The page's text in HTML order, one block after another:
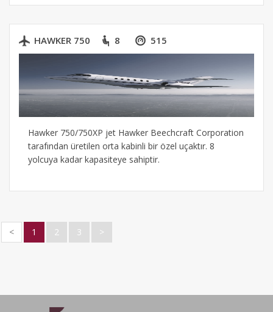
HAWKER 750 8 515
Hawker 750/750XP jet Hawker Beechcraft Corporation
tarafından üretilen orta kabinli bir özel uçaktır. 8
yolcuya kadar kapasiteye sahiptir.
< 1 2 3 >